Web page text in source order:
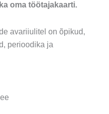
oma töötajakaarti.
avariiulitel on õpikud,
perioodika ja